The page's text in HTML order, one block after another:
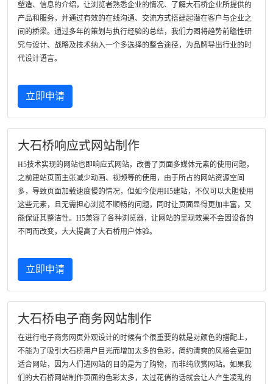
塑造、信息的介绍，让浏览者熟悉企业的情况、了解大石桥企业所提供的
产品和服务，并通过有效的在线沟通、交流方式搭建起潜在客户与企业之
间的桥梁。通过多年的策划与执行经验的总结，我们力图将趋势前瞻性研
究与设计、战略及技术纳入一个多选择的整合途径，为品牌导出行业的时
代设计语言。
立即申请
大石桥响应式网站制作
H5技术实现的网站也即响应式网站，改善了页面多媒体元素的使用问题，
之前建站页面主张减少动画、视频等的使用，由于所占的网站资源空间
多，导致页面加载速度慢的情况，但如今使用H5建站，不仅可以大胆使用
这些元素，且无需担心浏览不顺畅的问题，同时让页面显得更加丰富，又
能保证其整洁性。H5兼容了各种浏览器，让网站的呈现效果不会因设备的
不同而改变，大大提高了大石桥用户体验。
立即申请
大石桥电子商务网站制作
在进行电子商务网页外观设计的时候有个很重要的就是对颜色的搭配上，
不能为了吸引大石桥用户目光而增加太多的色彩，简约清爽的风格会更加
适合网站，因为人们进网站的目的是为了购物，而非纯欣赏网站。如果我
们的大石桥网站制作页面的色彩太多，太过花俏的话就会让人产生凌乱的